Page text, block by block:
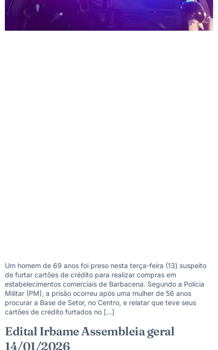
Um homem de 69 anos foi preso nesta terça-feira (13) suspeito
de furtar cartões de crédito para realizar compras em
estabelecimentos comerciais de Barbacena. Segundo a Polícia
Militar (PM), a prisão ocorreu após uma mulher de 56 anos
procurar a Base de Setor, no Centro, e relatar que teve seus
cartões de crédito furtados no […]
Edital Irbame Assembleia geral
14/01/2026